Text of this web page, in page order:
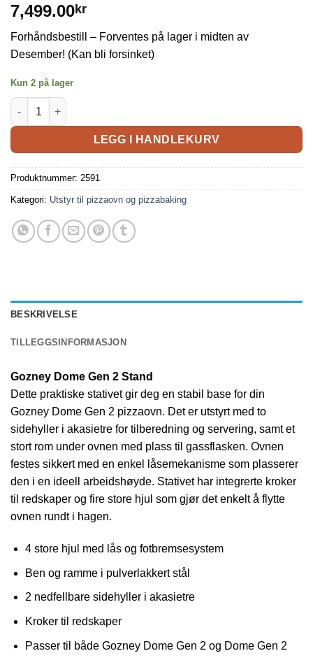
7,499.00kr
Forhåndsbestill – Forventes på lager i midten av
Desember! (Kan bli forsinket)
Kun 2 på lager
LEGG I HANDLEKURV
Produktnummer: 2591
Kategori: Utstyr til pizzaovn og pizzabaking
BESKRIVELSE
TILLEGGSINFORMASJON
Gozney Dome Gen 2 Stand
Dette praktiske stativet gir deg en stabil base for din
Gozney Dome Gen 2 pizzaovn. Det er utstyrt med to
sidehyller i akasietre for tilberedning og servering, samt et
stort rom under ovnen med plass til gassflasken. Ovnen
festes sikkert med en enkel låsemekanisme som plasserer
den i en ideell arbeidshøyde. Stativet har integrerte kroker
til redskaper og fire store hjul som gjør det enkelt å flytte
ovnen rundt i hagen.
4 store hjul med lås og fotbremsesystem
Ben og ramme i pulverlakkert stål
2 nedfellbare sidehyller i akasietre
Kroker til redskaper
Passer til både Gozney Dome Gen 2 og Dome Gen 2